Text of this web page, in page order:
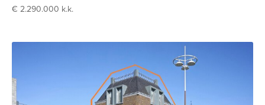
€ 2.290.000 k.k.